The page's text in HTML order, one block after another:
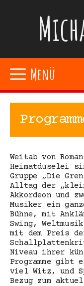
Menü
Weitab von
Heimatduselei
Gruppe „Die
Alltag der
Akkordeon und
Musiker ein
Bühne, mit
Swing,
mit dem Preis
Niveau ihrer
Programme
viel Witz, und
Bezug zum